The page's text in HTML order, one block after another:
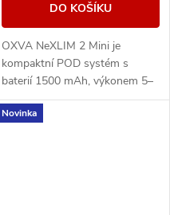
DO KOŠÍKU
OXVA NeXLIM 2 Mini je
kompaktní POD systém s
baterií 1500 mAh, výkonem 5–
30 W, rychlým nabíjením USB-
C 5V/2A a cartridgí UNITECH
Novinka